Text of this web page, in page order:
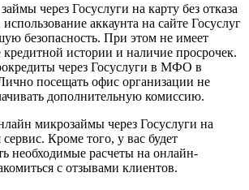
через Госуслуги на карту без отказа
аккаунта на сайте Госуслуг
безопасность. При этом не имеет
кредитной истории и наличие просрочек.
через Госуслуги в МФО в
посещать офис организации не
дополнительную комиссию.
микрозаймы через Госуслуги на
Кроме того, у вас будет
необходимые расчеты на онлайн-
с отзывами клиентов.